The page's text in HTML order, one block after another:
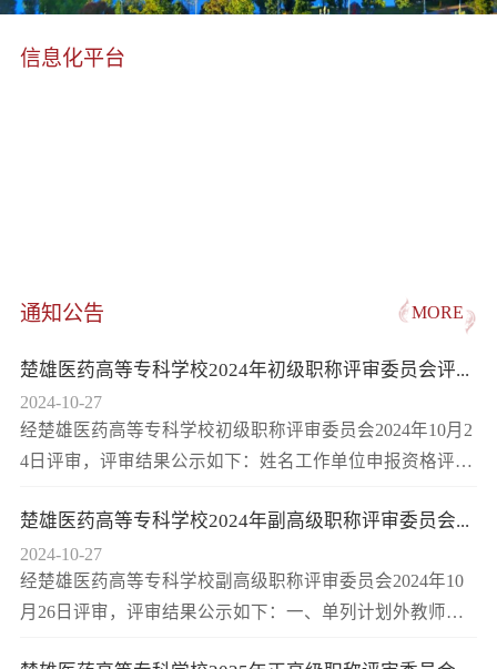
信息化平台
通知公告 MORE
楚雄医药高等专科学校2024年初级职称评审委员会评...
2024-10-27
经楚雄医药高等专科学校初级职称评审委员会2024年10月2
4日评审，评审结果公示如下：姓名工作单位申报资格评审
楚雄医药高等专科学校2024年副高级职称评审委员会...
2024-10-27
经楚雄医药高等专科学校副高级职称评审委员会2024年10
月26日评审，评审结果公示如下：一、单列计划外教师姓